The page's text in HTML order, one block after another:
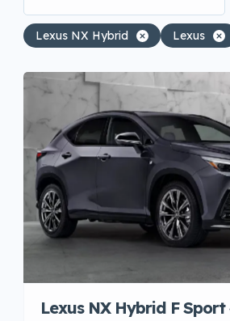
Lexus NX Hybrid Lexus
Lexus NX Hybrid F Sport